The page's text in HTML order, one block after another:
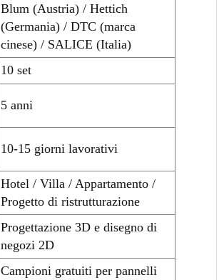
Blum (Austria) / Hettich
(Germania) / DTC (marca
cinese) / SALICE (Italia)
10 set
5 anni
10-15 giorni lavorativi
Hotel / Villa / Appartamento /
Progetto di ristrutturazione
Progettazione 3D e disegno di
negozi 2D
Campioni gratuiti per pannelli